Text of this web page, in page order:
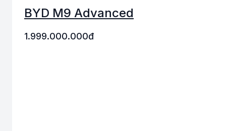
BYD M9 Advanced
1.999.000.000đ